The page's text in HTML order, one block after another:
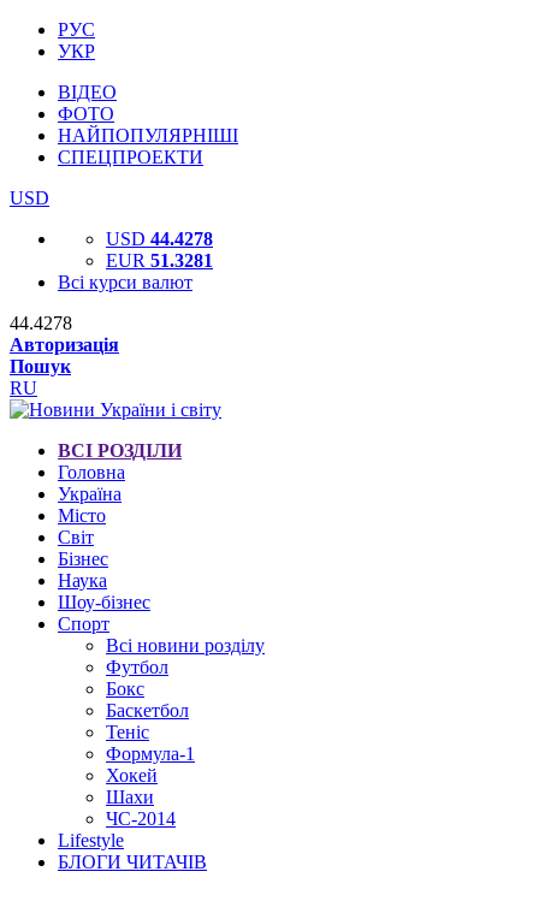
РУС
УКР
ВІДЕО
ФОТО
НАЙПОПУЛЯРНІШІ
СПЕЦПРОЕКТИ
USD
USD 44.4278
EUR 51.3281
Всі курси валют
44.4278
Авторизація
Пошук
RU
ВСІ РОЗДІЛИ
Головна
Україна
Місто
Світ
Бізнес
Наука
Шоу-бізнес
Спорт
Всі новини розділу
Футбол
Бокс
Баскетбол
Теніс
Формула-1
Хокей
Шахи
ЧС-2014
Lifestyle
БЛОГИ ЧИТАЧІВ